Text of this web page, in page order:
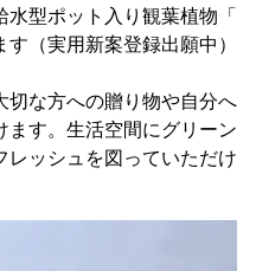
型ポット入り観葉植物「
（実用新案登録出願中）
切な方への贈り物や自分へ
ます。生活空間にグリーン
レッシュを図っていただけ